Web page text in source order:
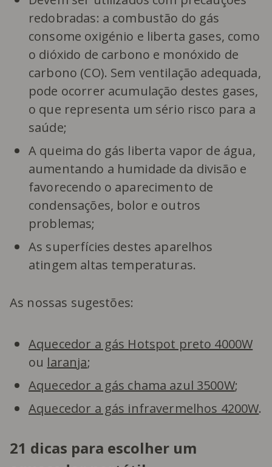
redobradas: a combustão do gás
consome oxigénio e liberta gases, como
o dióxido de carbono e monóxido de
carbono (CO). Sem ventilação adequada,
pode ocorrer acumulação destes gases,
o que representa um sério risco para a
saúde;
A queima do gás liberta vapor de água,
aumentando a humidade da divisão e
favorecendo o aparecimento de
condensações, bolor e outros
problemas;
As superfícies destes aparelhos
atingem altas temperaturas.
As nossas sugestões:
Aquecedor a gás Hotspot preto 4000W
ou laranja;
Aquecedor a gás chama azul 3500W;
Aquecedor a gás infravermelhos 4200W.
21 dicas para escolher um